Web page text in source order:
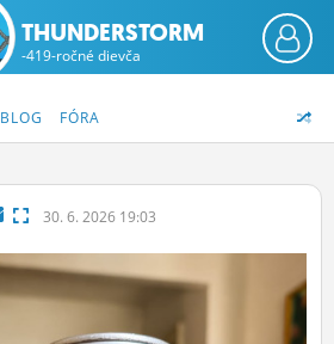
THUNDERSTORM
-419-ročné dievča
BLOG FÓRA
30. 6. 2026 19:03